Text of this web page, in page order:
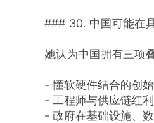
### 30. 中国可能在
她认为中国拥有三项
- 懂软硬件结合的创始
- 工程师与供应链红利
- 政府在基础设施、